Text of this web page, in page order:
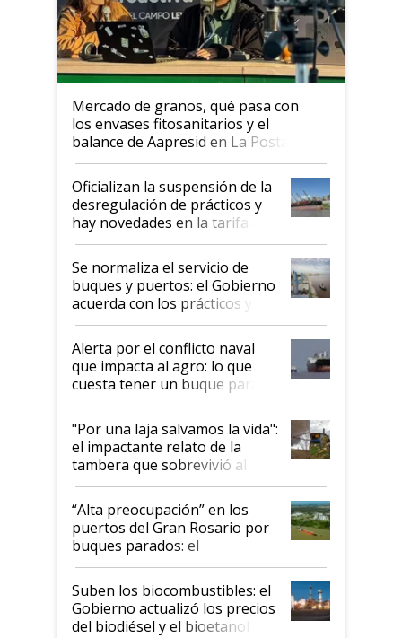
Mercado de granos, qué pasa con
los envases fitosanitarios y el
balance de Aapresid en La Posta
Oficializan la suspensión de la
desregulación de prácticos y
hay novedades en la tarifa de
la hidrovía
Se normaliza el servicio de
buques y puertos: el Gobierno
acuerda con los prácticos y
suspende el decreto de
desregulación
Alerta por el conflicto naval
que impacta al agro: lo que
cuesta tener un buque parado
y el peligro de que Argentina
pase a ser "país sucio"
"Por una laja salvamos la vida":
el impactante relato de la
tambera que sobrevivió al
tornado
“Alta preocupación” en los
puertos del Gran Rosario por
buques parados: el
funcionamiento de las
exportadoras en tensión tras
la medida de fuerza de los
prácticos
Suben los biocombustibles: el
Gobierno actualizó los precios
del biodiésel y el bioetanol